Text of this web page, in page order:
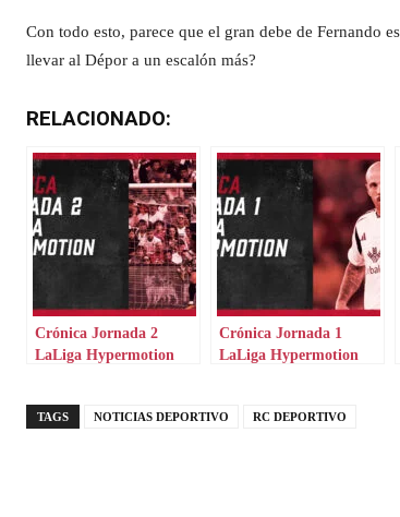
Con todo esto, parece que el gran debe de Fernando
llevar al Dépor a un escalón más?
RELACIONADO:
Crónica Jornada 2
LaLiga Hypermotion
Crónica Jornada 1
LaLiga Hypermotion
TAGS NOTICIAS DEPORTIVO RC DEPORTIVO